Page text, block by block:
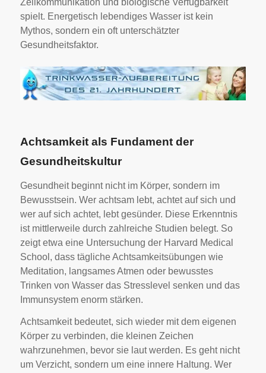
Zellkommunikation und biologische Verfügbarkeit
spielt. Energetisch lebendiges Wasser ist kein
Mythos, sondern ein oft unterschätzter
Gesundheitsfaktor.
Achtsamkeit als Fundament der
Gesundheitskultur
Gesundheit beginnt nicht im Körper, sondern im
Bewusstsein. Wer achtsam lebt, achtet auf sich und
wer auf sich achtet, lebt gesünder. Diese Erkenntnis
ist mittlerweile durch zahlreiche Studien belegt. So
zeigt etwa eine Untersuchung der Harvard Medical
School, dass tägliche Achtsamkeitsübungen wie
Meditation, langsames Atmen oder bewusstes
Trinken von Wasser das Stresslevel senken und das
Immunsystem enorm stärken.
Achtsamkeit bedeutet, sich wieder mit dem eigenen
Körper zu verbinden, die kleinen Zeichen
wahrzunehmen, bevor sie laut werden. Es geht nicht
um Verzicht, sondern um eine innere Haltung. Wer